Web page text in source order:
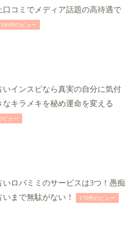
口コミでメディア話題の高待遇で
190件のビュー
いインスピなら真実の自分に気付
なキラメキを秘め運命を変える
ビュー
いロバミミのサービスは3つ！愚痴
いまで無駄がない！
170件のビュー